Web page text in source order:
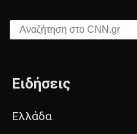
Αναζήτηση στο CNN.gr
Ειδήσεις
Ελλάδα